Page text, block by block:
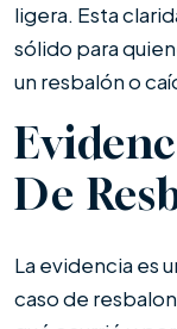
ligera. Esta
sólido para
un resbalón o
De
La evidencia es
caso de